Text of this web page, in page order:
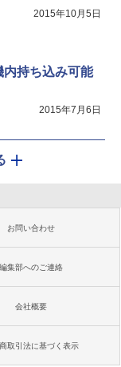
2015年10月5日
内持ち込み可能
2015年7月6日
お問い合わせ
編集部へのご連絡
会社概要
取引法に基づく表示